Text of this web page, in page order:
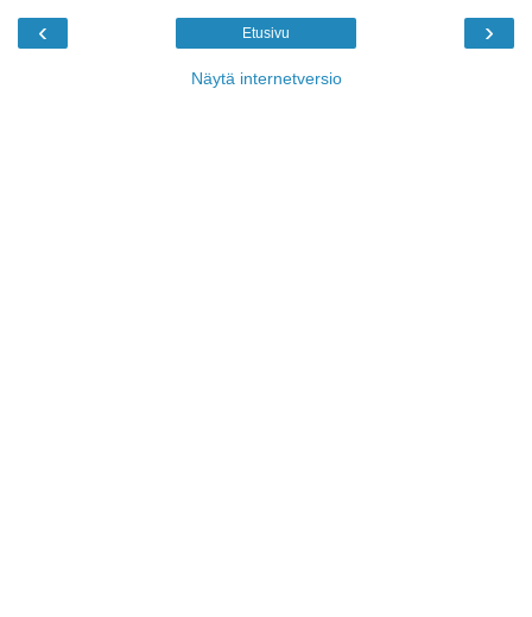
‹ ›
Etusivu
Näytä internetversio